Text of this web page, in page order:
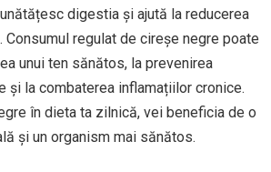
digestia și ajută la reducerea
Consumul regulat de cireșe negre poate
unui ten sănătos, la prevenirea
și la combaterea inflamațiilor cronice.
în dieta ta zilnică, vei beneficia de o
și un organism mai sănătos.